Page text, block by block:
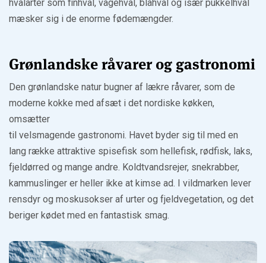
hvalarter som finhval, vågehval, blåhval og især pukkelhval
mæsker sig i de enorme fødemængder.
Grønlandske råvarer og gastronomi
Den grønlandske natur bugner af lækre råvarer, som de
moderne kokke med afsæt i det nordiske køkken,
omsætter
til velsmagende gastronomi. Havet byder sig til med en
lang række attraktive spisefisk som hellefisk, rødfisk, laks,
fjeldørred og mange andre. Koldtvandsrejer, snekrabber,
kammuslinger er heller ikke at kimse ad. I vildmarken lever
rensdyr og moskusokser af urter og fjeldvegetation, og det
beriger kødet med en fantastisk smag.